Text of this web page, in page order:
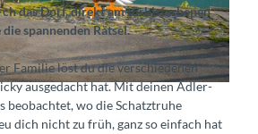
das Dorf, direkt am türkisfarbenen
spannenden Rätsel.
Familie löst du die verschiedenen
ausgedacht hat. Mit deinen Adler-
beobachtet, wo die Schatztruhe
dich nicht zu früh, ganz so einfach hat